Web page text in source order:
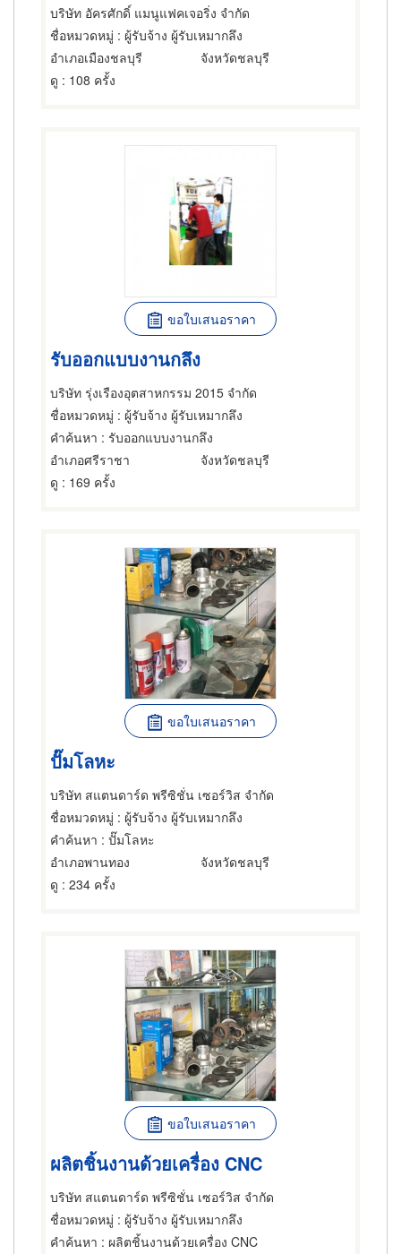
บริษัท อัครศักดิ์ แมนูแฟคเจอริ่ง จำกัด
ชื่อหมวดหมู่ : ผู้รับจ้าง ผู้รับเหมากลึง
อำเภอเมืองชลบุรี
จังหวัดชลบุรี
ดู : 108 ครั้ง
ขอใบเสนอราคา
รับออกแบบงานกลึง
บริษัท รุ่งเรืองอุตสาหกรรม 2015 จำกัด
ชื่อหมวดหมู่ : ผู้รับจ้าง ผู้รับเหมากลึง
คำค้นหา : รับออกแบบงานกลึง
อำเภอศรีราชา
จังหวัดชลบุรี
ดู : 169 ครั้ง
ขอใบเสนอราคา
ปั๊มโลหะ
บริษัท สแตนดาร์ด พรีซิชั่น เซอร์วิส จำกัด
ชื่อหมวดหมู่ : ผู้รับจ้าง ผู้รับเหมากลึง
คำค้นหา : ปั๊มโลหะ
อำเภอพานทอง
จังหวัดชลบุรี
ดู : 234 ครั้ง
ขอใบเสนอราคา
ผลิตชิ้นงานด้วยเครื่อง CNC
บริษัท สแตนดาร์ด พรีซิชั่น เซอร์วิส จำกัด
ชื่อหมวดหมู่ : ผู้รับจ้าง ผู้รับเหมากลึง
คำค้นหา : ผลิตชิ้นงานด้วยเครื่อง CNC